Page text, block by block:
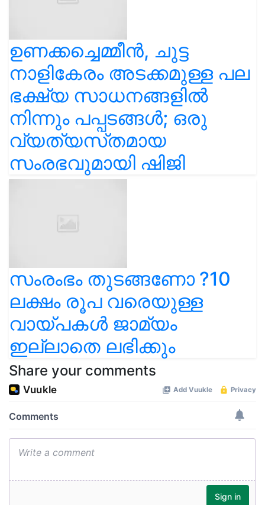
ഉണക്കച്ചെമ്മീൻ, ചുട്ട
നാളികേരം അടക്കമുള്ള പല
ഭക്ഷ്യ സാധനങ്ങളിൽ
നിന്നും പപ്പടങ്ങള്‍; ഒരു
വ്യത്യസ്‌തമായ
സംരഭവുമായി ഷിജി
സംരംഭം തുടങ്ങണോ ?10
ലക്ഷം രൂപ വരെയുള്ള
വായ്പകള്‍ ജാമ്യം
ഇല്ലാതെ ലഭിക്കും
Share your comments